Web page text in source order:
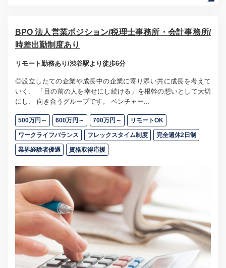
BPO 法人営業ポジション/税理士事務所・会計事務所/
時差出勤制度あり
リモート勤務あり/渋谷駅より徒歩6分
◎設立したての企業や成長中の企業に寄り添い共に成長を考えて
いく、 「目の前の人を幸せにし続ける」を根幹の想いとして大切
にし、 向き合うグループです。 ベンチャー...
500万円～ 600万円～ 700万円～ リモートOK
ワークライフバランス フレックスタイム制度 完全週休2日制
業界経験者優遇 資格取得応援